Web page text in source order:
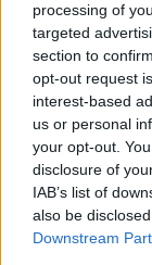
processing of
targeted
section to
opt-out request
interest-based
us or personal
your opt-out.
disclosure of
IAB’s list of
also be
Downstream
Τη